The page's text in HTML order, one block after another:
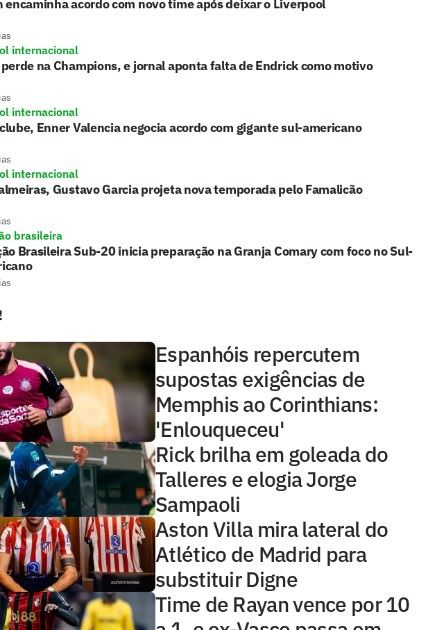
encaminha acordo com novo time após deixar o Liverpool
internacional
na Champions, e jornal aponta falta de Endrick como motivo
internacional
Enner Valencia negocia acordo com gigante sul-americano
internacional
Gustavo Garcia projeta nova temporada pelo Famalicão
brasileira
Brasileira Sub-20 inicia preparação na Granja Comary com foco no Sul-
Espanhóis repercutem
supostas exigências de
Memphis ao Corinthians:
'Enlouqueceu'
Rick brilha em goleada do
Talleres e elogia Jorge
Sampaoli
Aston Villa mira lateral do
Atlético de Madrid para
substituir Digne
Time de Rayan vence por 10